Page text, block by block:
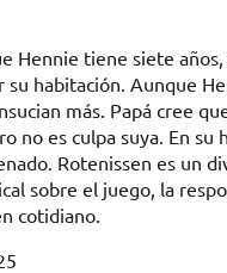
Hennie tiene siete
su habitación. Aunque
más. Papá cree
no es culpa suya. En su
Rotenissen es un
sobre el juego, la
cotidiano.